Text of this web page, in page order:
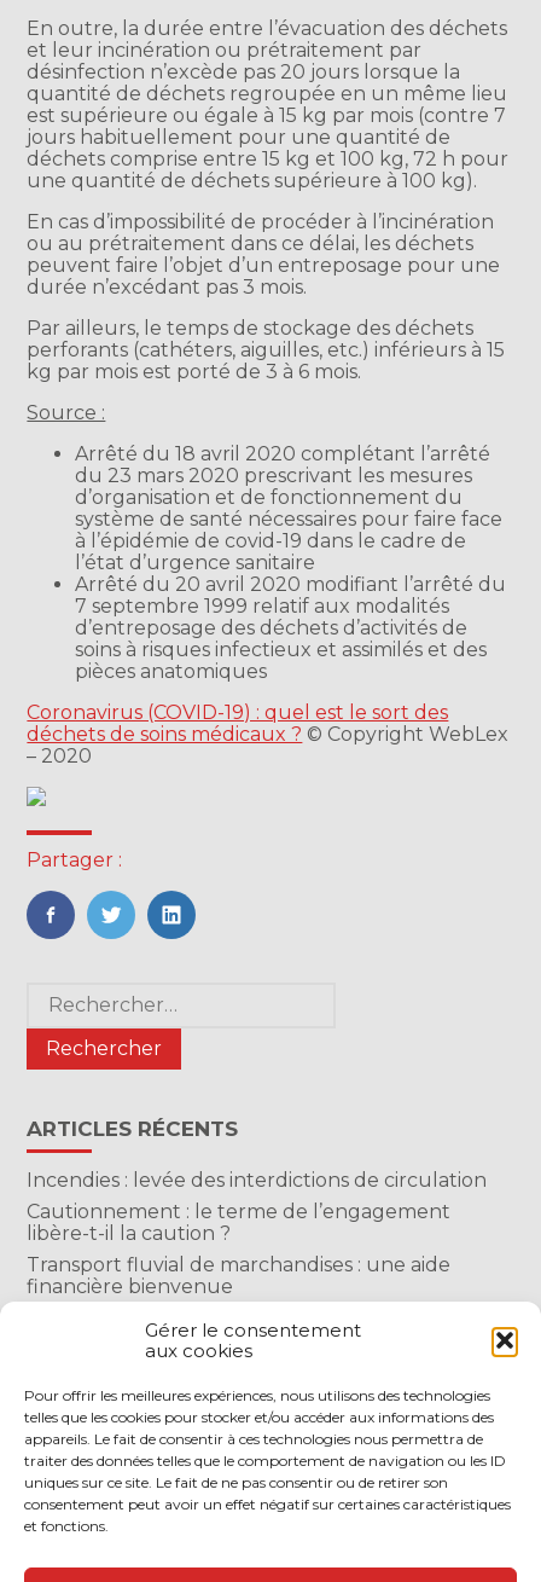
Gérer le consentement
aux cookies
Pour offrir les meilleures expériences, nous utilisons des technologies
telles que les cookies pour stocker et/ou accéder aux informations des
appareils. Le fait de consentir à ces technologies nous permettra de
traiter des données telles que le comportement de navigation ou les ID
uniques sur ce site. Le fait de ne pas consentir ou de retirer son
consentement peut avoir un effet négatif sur certaines caractéristiques
et fonctions.
En outre, la durée entre l’évacuation des déchets
et leur incinération ou prétraitement par
désinfection n’excède pas 20 jours lorsque la
quantité de déchets regroupée en un même lieu
est supérieure ou égale à 15 kg par mois (contre 7
jours habituellement pour une quantité de
déchets comprise entre 15 kg et 100 kg, 72 h pour
une quantité de déchets supérieure à 100 kg).
En cas d’impossibilité de procéder à l’incinération
ou au prétraitement dans ce délai, les déchets
peuvent faire l’objet d’un entreposage pour une
durée n’excédant pas 3 mois.
Par ailleurs, le temps de stockage des déchets
perforants (cathéters, aiguilles, etc.) inférieurs à 15
kg par mois est porté de 3 à 6 mois.
Source :
Arrêté du 18 avril 2020 complétant l’arrêté
du 23 mars 2020 prescrivant les mesures
d’organisation et de fonctionnement du
système de santé nécessaires pour faire face
à l’épidémie de covid-19 dans le cadre de
l’état d’urgence sanitaire
Arrêté du 20 avril 2020 modifiant l’arrêté du
7 septembre 1999 relatif aux modalités
d’entreposage des déchets d’activités de
soins à risques infectieux et assimilés et des
pièces anatomiques
Coronavirus (COVID-19) : quel est le sort des
déchets de soins médicaux ? © Copyright WebLex
– 2020
Partager :
FaceBook
TwitterLinkedIn
Blog
sidebar
Rechercher :
ARTICLES RÉCENTS
Incendies : levée des interdictions de circulation
Cautionnement : le terme de l’engagement
libère-t-il la caution ?
Transport fluvial de marchandises : une aide
financière bienvenue
comptent-elles ?
COMMENTAIRES RÉCENTS